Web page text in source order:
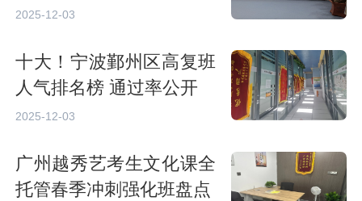
览
2025-12-03
十大！宁波鄞州区高复班
人气排名榜 通过率公开
2025-12-03
广州越秀艺考生文化课全
托管春季冲刺强化班盘点